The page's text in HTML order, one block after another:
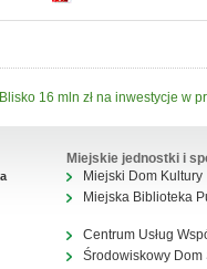
Blisko 16 mln zł na inwestycje w
Miejskie jednostki i
Miejski Dom Kultury
Miejska Biblioteka
Centrum Usług
Środowiskowy Dom